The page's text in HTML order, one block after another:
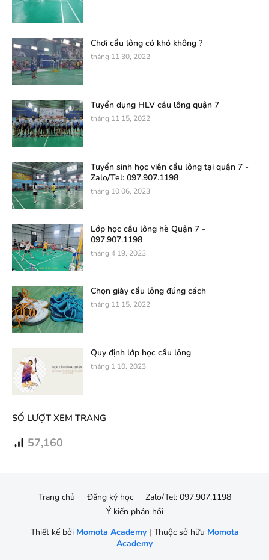
Chơi cầu lông có khó không ?
tháng 11 30, 2022
Tuyển dụng HLV cầu lông quận 7
tháng 11 15, 2022
Tuyển sinh học viên cầu lông tại quận 7 -
Zalo/Tel: 097.907.1198
tháng 10 06, 2023
Lớp học cầu lông hè Quận 7 -
097.907.1198
tháng 4 19, 2023
Chọn giày cầu lông đúng cách
tháng 11 15, 2022
Quy định lớp học cầu lông
tháng 1 10, 2023
SỐ LƯỢT XEM TRANG
57,160
Thiết kế bởi Momota Academy| Thuộc sở hữu Momota
Academy
Trang chủ Đăng ký học
Zalo/Tel: 097.907.1198
Ý kiến phản hồi